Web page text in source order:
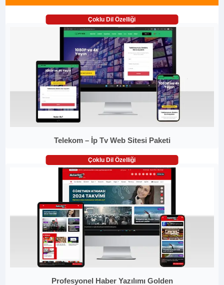
Çoklu Dil Özelliği
Telekom – İp Tv Web Sitesi Paketi
Çoklu Dil Özelliği
Profesyonel Haber Yazılımı Golden